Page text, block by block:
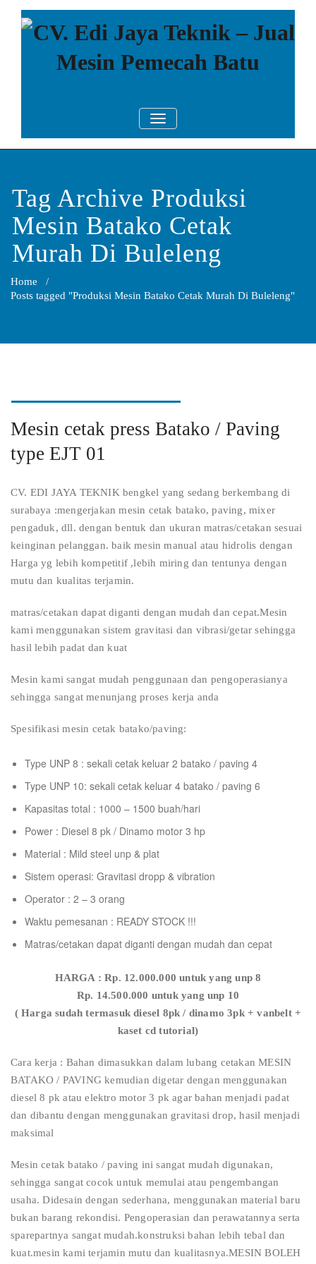
CV. Edi Jaya
Teknik – Jual
Pemecah Batu
TOGGLE NAVIGATION
Tag Archive Produksi
Mesin Batako Cetak
Murah Di Buleleng
Home /
Posts tagged "Produksi Mesin Batako Cetak Murah Di Buleleng"
Mesin cetak press Batako / Paving
type EJT 01
CV. EDI JAYA TEKNIK bengkel yang sedang berkembang di
surabaya :mengerjakan mesin cetak batako, paving, mixer
pengaduk, dll. dengan bentuk dan ukuran matras/cetakan sesuai
keinginan pelanggan. baik mesin manual atau hidrolis dengan
Harga yg lebih kompetitif ,lebih miring dan tentunya dengan
mutu dan kualitas terjamin.
matras/cetakan dapat diganti dengan mudah dan cepat.Mesin
kami menggunakan sistem gravitasi dan vibrasi/getar sehingga
hasil lebih padat dan kuat
Mesin kami sangat mudah penggunaan dan pengoperasianya
sehingga sangat menunjang proses kerja anda
Spesifikasi mesin cetak batako/paving:
Type UNP 8 : sekali cetak keluar 2 batako / paving 4
Type UNP 10: sekali cetak keluar 4 batako / paving 6
Kapasitas total : 1000 – 1500 buah/hari
Power : Diesel 8 pk / Dinamo motor 3 hp
Material : Mild steel unp & plat
Sistem operasi: Gravitasi dropp & vibration
Operator : 2 – 3 orang
Waktu pemesanan : READY STOCK !!!
Matras/cetakan dapat diganti dengan mudah dan cepat
HARGA : Rp. 12.000.000 untuk yang unp 8
Rp. 14.500.000 untuk yang unp 10
( Harga sudah termasuk diesel 8pk / dinamo 3pk + vanbelt +
kaset cd tutorial)
Cara kerja : Bahan dimasukkan dalam lubang cetakan MESIN
BATAKO / PAVING kemudian digetar dengan menggunakan
diesel 8 pk atau elektro motor 3 pk agar bahan menjadi padat
dan dibantu dengan menggunakan gravitasi drop, hasil menjadi
maksimal
Mesin cetak batako / paving ini sangat mudah digunakan,
sehingga sangat cocok untuk memulai atau pengembangan
usaha. Didesain dengan sederhana, menggunakan material baru
bukan barang rekondisi. Pengoperasian dan perawatannya serta
sparepartnya sangat mudah.konstruksi bahan lebih tebal dan
kuat.mesin kami terjamin mutu dan kualitasnya.MESIN BOLEH